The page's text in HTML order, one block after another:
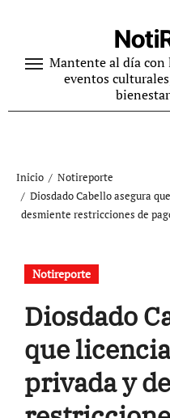
contenidoMantente al día con
eventos
Inicio
Notireporte
Diosdado Cabello asegura
desmiente restricciones de
Notireporte
Diosdado
que
privada y